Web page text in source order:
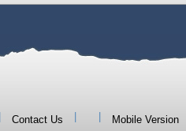
Contact Us Mobile Version